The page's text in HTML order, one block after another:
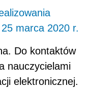
marca 2020 r.
Do kontaktów
nauczycielami
elektronicznej.